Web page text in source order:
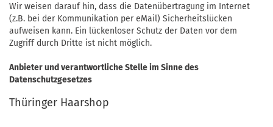
Wir weisen darauf hin, dass die Datenübertragung im Internet
(z.B. bei der Kommunikation per eMail) Sicherheitslücken
aufweisen kann. Ein lückenloser Schutz der Daten vor dem
Zugriff durch Dritte ist nicht möglich.
Anbieter und verantwortliche Stelle im Sinne des
Datenschutzgesetzes
Thüringer Haarshop